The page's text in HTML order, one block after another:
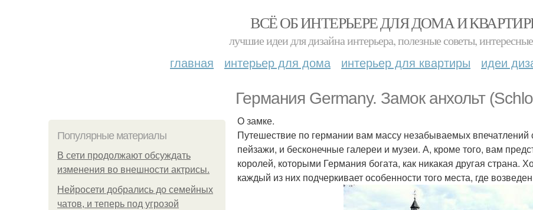
ВСЁ ОБ ИНТЕРЬЕРЕ ДЛЯ ДОМА И
лучшие идеи для дизайна интерьера, полезные советы,
главная интерьер для дома интерьер для квартиры идеи
Германия Germany. Замок анхольт
Популярные материалы
В сети продолжают обсуждать
изменения во внешности актрисы.
Нейросети добрались до семейных
чатов, и теперь под угрозой
О замке.
Путешествие по германии вам массу незабываемых впечатлений
пейзажи, и бесконечные галереи и музеи. А, кроме того, вам
королей, которыми Германия богата, как никакая другая страна.
каждый из них подчеркивает особенности того места, где